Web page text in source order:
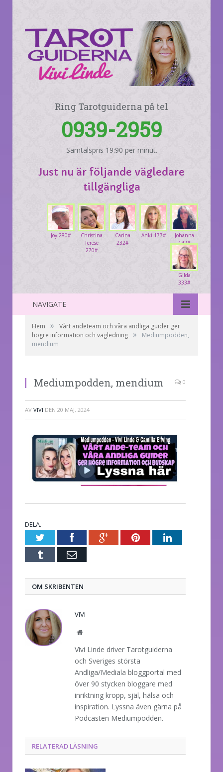
Ring Tarotguiderna på tel
0939-2959
Samtalspris 19:90 per minut.
Just nu är följande vägledare
tillgängliga
Johanna
142#
Anki 177#
Carina
232#
Christina
Terese
270#
Joy 280#
Gilda
333#
NAVIGATE
Hem »
Vårt andeteam och våra andliga guider ger
högre information och vägledning »
Mediumpodden,
mendium
Mediumpodden, mendium 0
AV VIVI DEN 20 MAJ, 2024
DELA.
TwitterFacebookGoogle+PinterestLinkedIn
Tumblr E-
OM SKRIBENTEN
VIVI
Website
Vivi Linde driver Tarotguiderna
och Sveriges största
Andliga/Mediala bloggportal med
över 90 stycken bloggare med
inriktning kropp, själ, hälsa och
inspiration. Lyssna även gärna på
Podcasten Mediumpodden.
RELATERAD LÄSNING